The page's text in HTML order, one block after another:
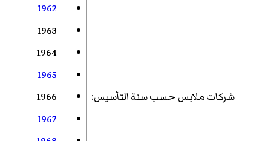
شركات ملابس حسب سنة التأسيس:
1962
1963
1964
1965
1966
1967